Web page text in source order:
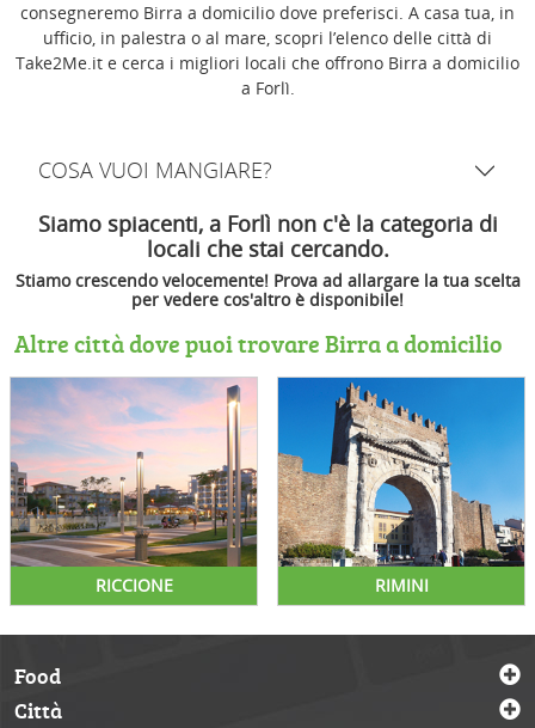
consegneremo Birra a domicilio dove preferisci. A casa tua, in
ufficio, in palestra o al mare, scopri l’elenco delle città di
Take2Me.it e cerca i migliori locali che offrono Birra a domicilio
a Forlì.
COSA VUOI MANGIARE?
Siamo spiacenti, a Forlì non c'è la categoria di
locali che stai cercando.
Stiamo crescendo velocemente! Prova ad allargare la tua scelta
per vedere cos'altro è disponibile!
Altre città dove puoi trovare Birra a domicilio
RICCIONE RIMINI
Food
Città